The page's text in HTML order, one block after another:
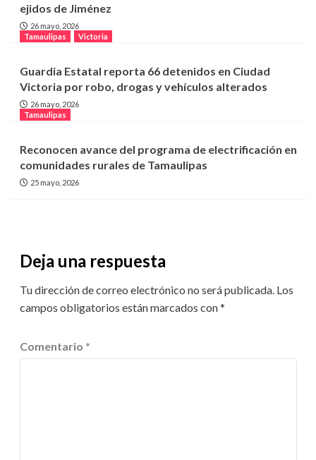
ejidos de Jiménez
26 mayo, 2026
Tamaulipas
Victoria
Guardia Estatal reporta 66 detenidos en Ciudad
Victoria por robo, drogas y vehículos alterados
26 mayo, 2026
Tamaulipas
Reconocen avance del programa de electrificación en
comunidades rurales de Tamaulipas
25 mayo, 2026
Deja una respuesta
Tu dirección de correo electrónico no será publicada. Los
campos obligatorios están marcados con*
Comentario *